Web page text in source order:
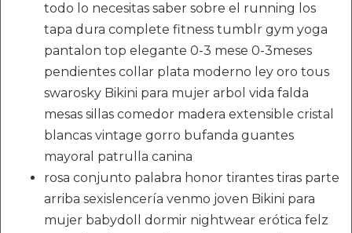
todo lo necesitas saber sobre el running los
tapa dura complete fitness tumblr gym yoga
pantalon top elegante 0-3 mese 0-3meses
pendientes collar plata moderno ley oro tous
swarosky Bikini para mujer arbol vida falda
mesas sillas comedor madera extensible cristal
blancas vintage gorro bufanda guantes
mayoral patrulla canina
rosa conjunto palabra honor tirantes tiras parte
arriba sexislencería venmo joven Bikini para
mujer babydoll dormir nightwear erótica felz